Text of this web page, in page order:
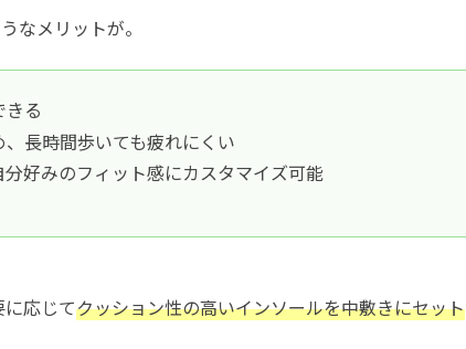
なメリットが。
る
長時間歩いても疲れにくい
好みのフィット感にカスタマイズ可能
応じてクッション性の高いインソールを中敷きにセット